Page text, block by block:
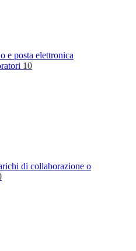
e posta elettronica
10
di collaborazione o